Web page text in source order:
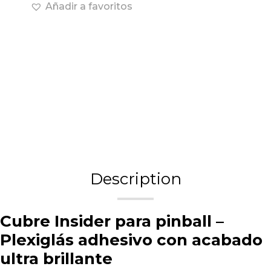
Añadir a favoritos
Description
Cubre Insider para pinball –
Plexiglás adhesivo con acabado
ultra brillante